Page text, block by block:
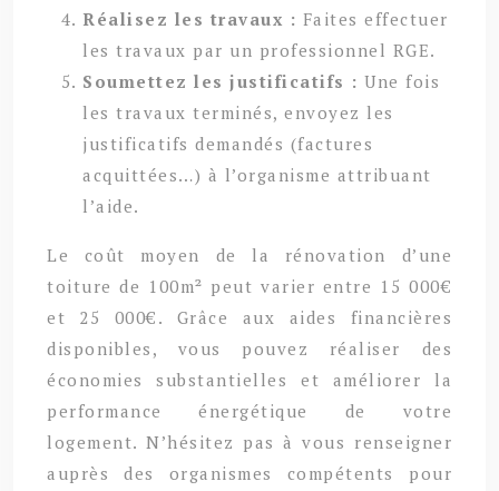
Réalisez les travaux : Faites effectuer
les travaux par un professionnel RGE.
Soumettez les justificatifs : Une fois
les travaux terminés, envoyez les
justificatifs demandés (factures
acquittées…) à l’organisme attribuant
l’aide.
Le coût moyen de la rénovation d’une
toiture de 100m² peut varier entre 15 000€
et 25 000€. Grâce aux aides financières
disponibles, vous pouvez réaliser des
économies substantielles et améliorer la
performance énergétique de votre
logement. N’hésitez pas à vous renseigner
auprès des organismes compétents pour